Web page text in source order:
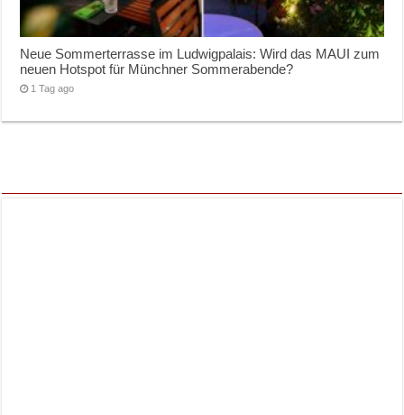
Neue Sommerterrasse im Ludwigpalais: Wird das MAUI zum
neuen Hotspot für Münchner Sommerabende?
1 Tag ago